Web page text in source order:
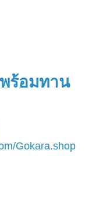
ร้อมทาน
Gokara.shop